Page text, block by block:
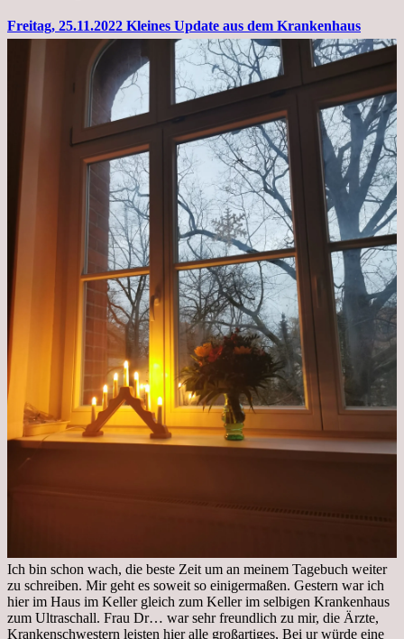
Freitag, 25.11.2022 Kleines Update aus dem Krankenhaus
Ich bin schon wach, die beste Zeit um an meinem Tagebuch weiter
zu schreiben. Mir geht es soweit so einigermaßen. Gestern war ich
hier im Haus im Keller gleich zum Keller im selbigen Krankenhaus
zum Ultraschall. Frau Dr… war sehr freundlich zu mir, die Ärzte,
Krankenschwestern leisten hier alle großartiges, Bei ur würde eine